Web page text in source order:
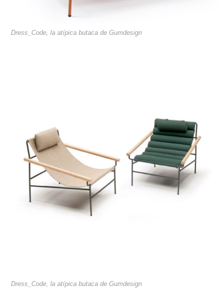
Dress_Code, la atípica butaca de Gumdesign
Dress_Code, la atípica butaca de Gumdesign